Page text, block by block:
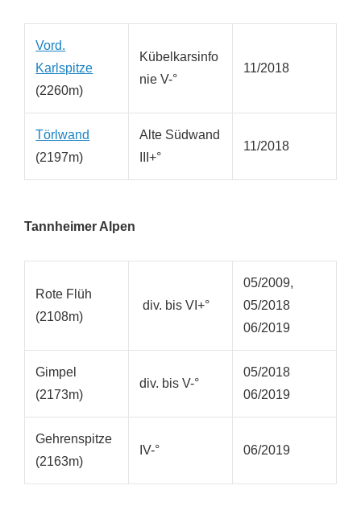
Vord.
Karlspitze
(2260m)
Kübelkarsinfo
nie V-°
11/2018
Törlwand
(2197m)
Alte Südwand
III+°
11/2018
Tannheimer Alpen
Rote Flüh
(2108m)
div. bis VI+°
05/2009,
05/2018
06/2019
Gimpel
(2173m)
div. bis V-°
05/2018
06/2019
Gehrenspitze
(2163m)
IV-° 06/2019